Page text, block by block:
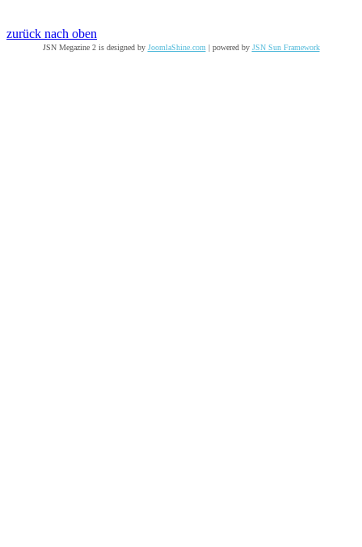
zurück nach oben
JSN Megazine 2 is designed by JoomlaShine.com| powered by JSN Sun Framework